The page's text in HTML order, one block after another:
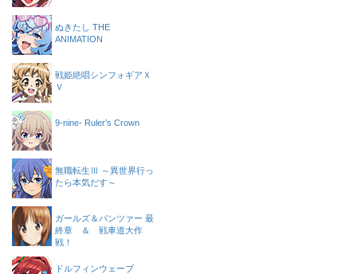
ぬきたし THE
ANIMATION
戦姫絶唱シンフォギアＸ
Ｖ
9-nine- Ruler’s Crown
無職転生Ⅲ ～異世界行っ
たら本気だす～
ガールズ＆パンツァー 最
終章 ＆ 戦車道大作
戦！
ドルフィンウェーブ